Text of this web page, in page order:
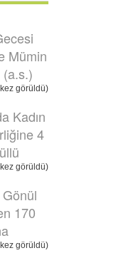
Mümin
görüldü)
Kadın
4
görüldü)
170
görüldü)